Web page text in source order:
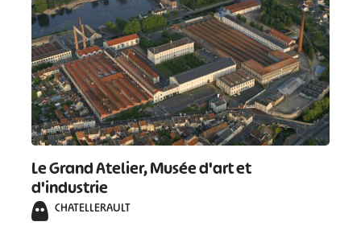
Le Grand Atelier, Musée d'art et
d'industrie
CHATELLERAULT